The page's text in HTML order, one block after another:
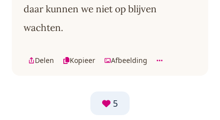
daar kunnen we niet op blijven
wachten.
Delen Kopieer Afbeelding
5